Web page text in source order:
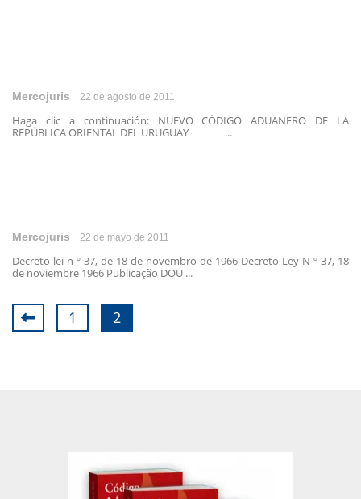
Mercojuris 22 de agosto de 2011
Haga clic a continuación: NUEVO CÓDIGO ADUANERO DE LA
REPÚBLICA ORIENTAL DEL URUGUAY ...
Mercojuris 22 de mayo de 2011
Decreto-lei n º 37, de 18 de novembro de 1966 Decreto-Ley N º 37, 18
de noviembre 1966 Publicação DOU ...
1 2